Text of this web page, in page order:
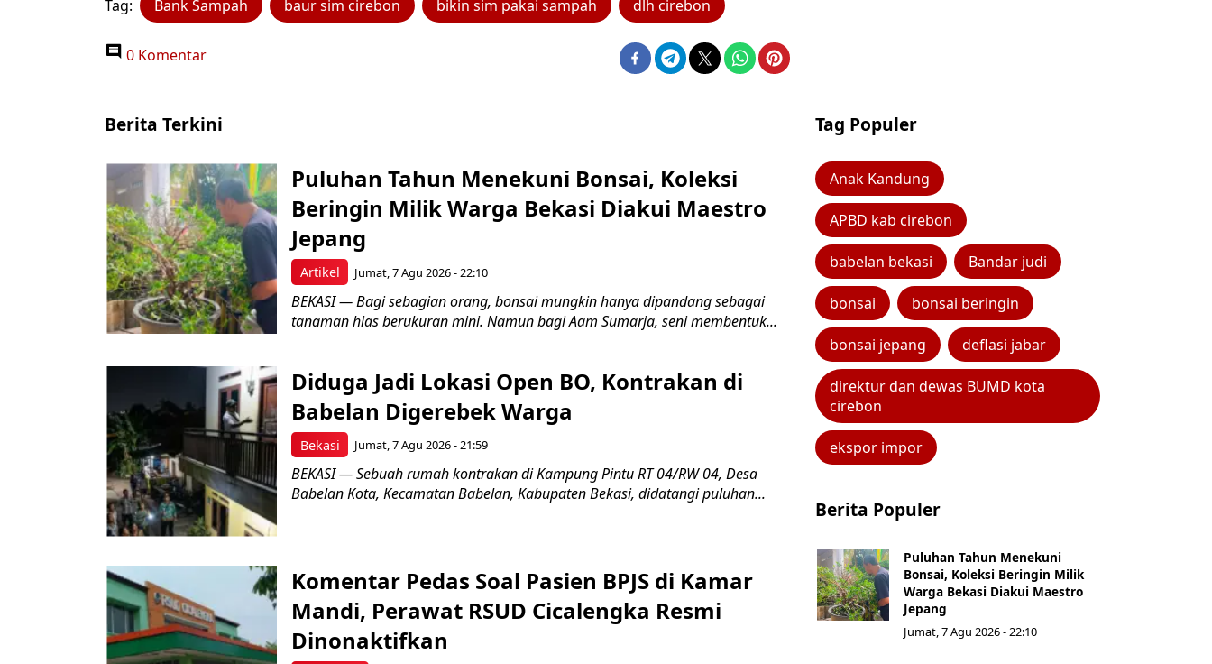
Tag: Bank Sampah baur sim cirebon bikin sim pakai sampah dlh cirebon
0 Komentar
Berita Terkini
Artikel
Puluhan Tahun Menekuni Bonsai, Koleksi
Beringin Milik Warga Bekasi Diakui Maestro
Jepang
Jumat, 7 Agu 2026 - 22:10
BEKASI — Bagi sebagian orang, bonsai mungkin hanya dipandang sebagai
tanaman hias berukuran mini. Namun bagi Aam Sumarja, seni membentuk...
Bekasi
Diduga Jadi Lokasi Open BO, Kontrakan di
Babelan Digerebek Warga
Jumat, 7 Agu 2026 - 21:59
BEKASI — Sebuah rumah kontrakan di Kampung Pintu RT 04/RW 04, Desa
Babelan Kota, Kecamatan Babelan, Kabupaten Bekasi, didatangi puluhan...
Komentar Pedas Soal Pasien BPJS di Kamar
Mandi, Perawat RSUD Cicalengka Resmi
Dinonaktifkan
Tag Populer
Anak Kandung
APBD kab cirebon
babelan bekasi Bandar judi
bonsai bonsai beringin
bonsai jepang deflasi jabar
direktur dan dewas BUMD kota
cirebon
ekspor impor
Berita Populer
Puluhan Tahun Menekuni
Bonsai, Koleksi Beringin Milik
Warga Bekasi Diakui Maestro
Jepang
Jumat, 7 Agu 2026 - 22:10